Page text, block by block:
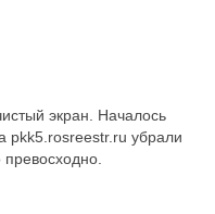
экран. Началось
pkk5.rosreestr.ru убрали